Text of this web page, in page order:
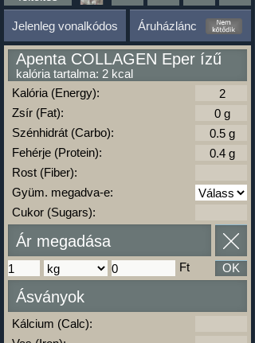
Jelenleg vonalkódos Áruházlánc
Apenta COLLAGEN Eper ízű
kalória tartalma: 2 kcal
Kalória (Energy):
Zsír (Fat):
Szénhidrát (Carbo):
Fehérje (Protein):
Rost (Fiber):
Gyüm. megadva-e:
Cukor (Sugars):
Ár megadása
Ft OK
Ásványok
Kálcium (Calc):